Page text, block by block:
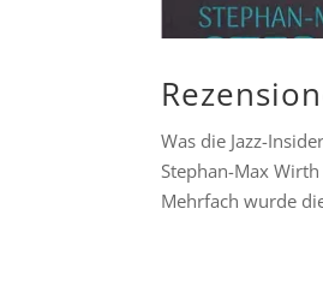
Was die Jazz-
Stephan-Max
Mehrfach wurde